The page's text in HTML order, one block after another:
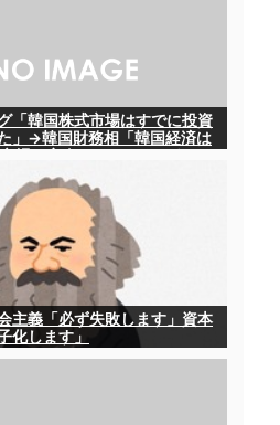
「韓国株式市場はすでに投資
」→韓国財務相「韓国経済は
識されているのかって問題だ
主義「必ず失敗します」資本
化します」